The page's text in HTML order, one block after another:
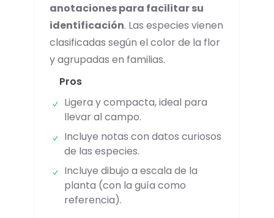
anotaciones para facilitar su
identificación. Las especies vienen
clasificadas según el color de la flor
y agrupadas en familias.
Pros
Ligera y compacta, ideal para
llevar al campo.
Incluye notas con datos curiosos
de las especies.
Incluye dibujo a escala de la
planta (con la guía como
referencia).